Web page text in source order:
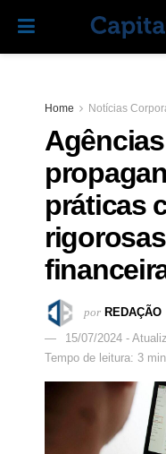
Home Notícias
práticas
por REDAÇÃO
15/07/2024 -
Tempo de leitura: 3